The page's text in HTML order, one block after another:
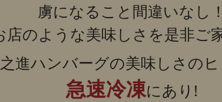
虜になること間違いなし！
店のような美味しさを是非ご
進ハンバーグの美味しさの
急速冷凍にあり!